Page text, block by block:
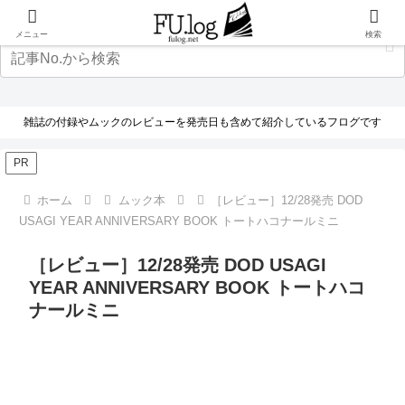
雑誌の付録やムックのレビューを発売日も含めて紹介しているフログです
PR
ホーム ムック本
［レビュー］12/28発売 DOD
USAGI YEAR ANNIVERSARY BOOK トートハコナールミニ
［レビュー］12/28発売 DOD USAGI
YEAR ANNIVERSARY BOOK トートハコ
ナールミニ
メニュー 検索